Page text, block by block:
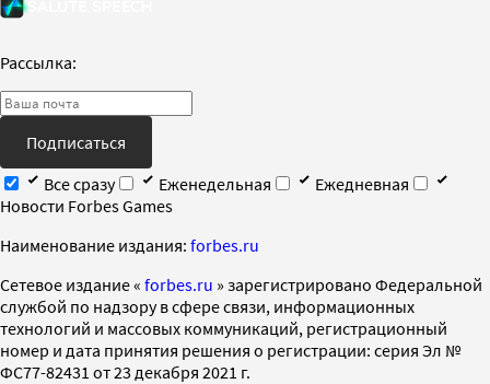
Рассылка:
Подписаться
Все сразу
Еженедельная
Ежедневная
Новости Forbes Games
Наименование издания: forbes.ru
Cетевое издание « forbes.ru » зарегистрировано Федеральной
службой по надзору в сфере связи, информационных
технологий и массовых коммуникаций, регистрационный
номер и дата принятия решения о регистрации: серия Эл №
ФС77-82431 от 23 декабря 2021 г.